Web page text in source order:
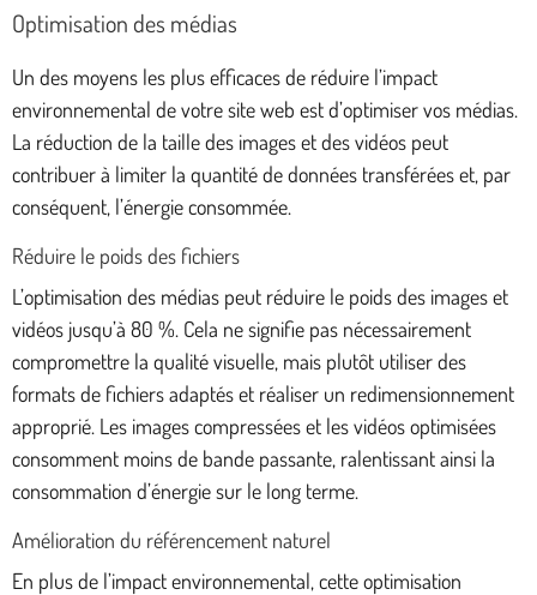
Optimisation des médias
Un des moyens les plus efficaces de réduire l’impact
environnemental de votre site web est d’optimiser vos médias.
La réduction de la taille des images et des vidéos peut
contribuer à limiter la quantité de données transférées et, par
conséquent, l’énergie consommée.
Réduire le poids des fichiers
L’optimisation des médias peut réduire le poids des images et
vidéos jusqu’à 80 %. Cela ne signifie pas nécessairement
compromettre la qualité visuelle, mais plutôt utiliser des
formats de fichiers adaptés et réaliser un redimensionnement
approprié. Les images compressées et les vidéos optimisées
consomment moins de bande passante, ralentissant ainsi la
consommation d’énergie sur le long terme.
Amélioration du référencement naturel
En plus de l’impact environnemental, cette optimisation